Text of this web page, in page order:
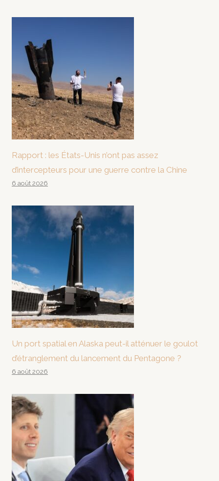
Rapport : les États-Unis n’ont pas assez
d’intercepteurs pour une guerre contre la Chine
6 août 2026
Un port spatial en Alaska peut-il atténuer le goulot
d’étranglement du lancement du Pentagone ?
6 août 2026